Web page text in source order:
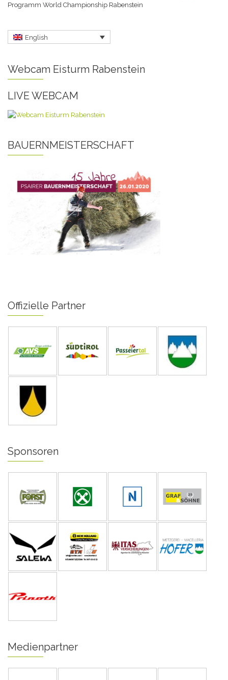
Programm World Championship Rabenstein
English
Webcam Eisturm Rabenstein
LIVE WEBCAM
BAUERNMEISTERSCHAFT
Offizielle Partner
Sponsoren
Medienpartner